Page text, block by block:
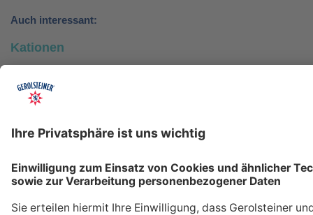
Auch interessant:
Kationen
Mineralwasser Mineralstoffe